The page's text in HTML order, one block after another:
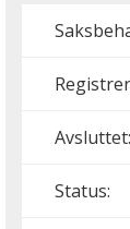
Avsluttet:
Status: